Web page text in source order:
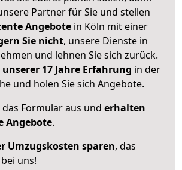
Partner für Sie und stellen
Angebote in Köln mit einer
Sie nicht, unsere Dienste in
und lehnen Sie sich zurück.
17 Jahre Erfahrung in der
und holen Sie sich Angebote.
das Formular aus und erhalten
Angebote.
Umzugskosten sparen, das
uns!